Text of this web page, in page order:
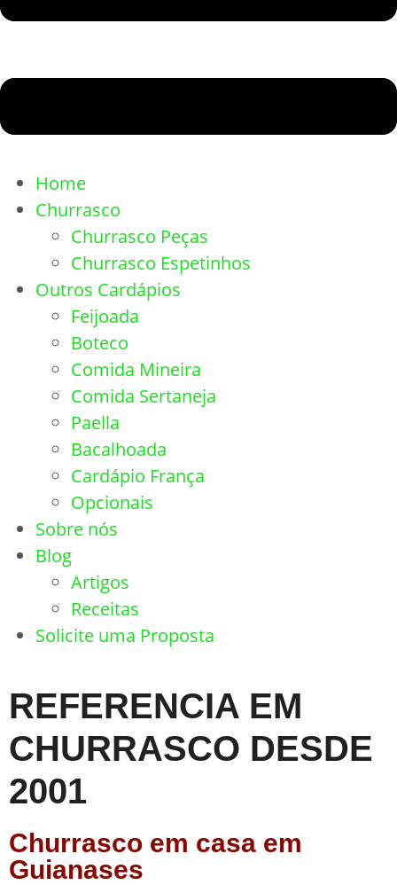
Home
Churrasco
Churrasco Peças
Churrasco Espetinhos
Outros Cardápios
Feijoada
Boteco
Comida Mineira
Comida Sertaneja
Paella
Bacalhoada
Cardápio França
Opcionais
Sobre nós
Blog
Artigos
Receitas
Solicite uma Proposta
REFERENCIA EM
CHURRASCO DESDE
2001
Churrasco em casa em
Guianases